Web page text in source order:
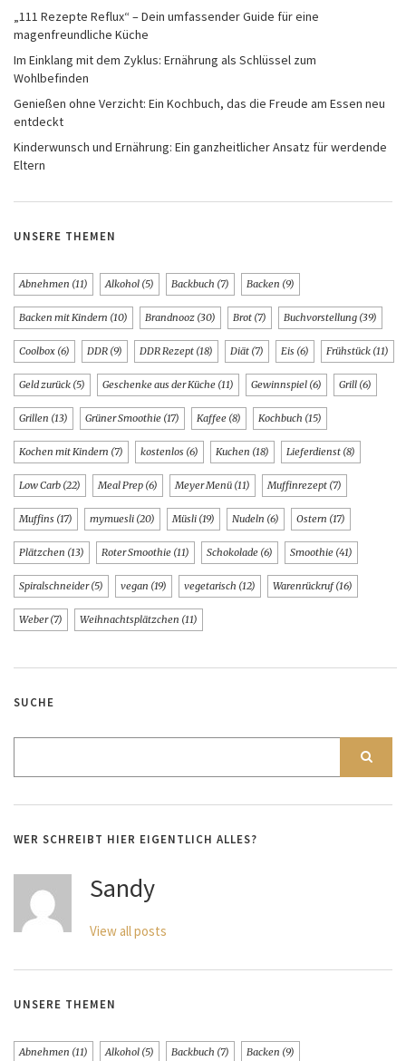
„111 Rezepte Reflux“ – Dein umfassender Guide für eine
magenfreundliche Küche
Im Einklang mit dem Zyklus: Ernährung als Schlüssel zum
Wohlbefinden
Genießen ohne Verzicht: Ein Kochbuch, das die Freude am Essen neu
entdeckt
Kinderwunsch und Ernährung: Ein ganzheitlicher Ansatz für werdende
Eltern
UNSERE THEMEN
Abnehmen (11) Alkohol (5) Backbuch (7) Backen (9)
Backen mit Kindern (10) Brandnooz (30) Brot (7) Buchvorstellung (39)
Coolbox (6) DDR (9) DDR Rezept (18) Diät (7) Eis (6) Frühstück (11)
Geld zurück (5) Geschenke aus der Küche (11) Gewinnspiel (6) Grill (6)
Grillen (13) Grüner Smoothie (17) Kaffee (8) Kochbuch (15)
Kochen mit Kindern (7) kostenlos (6) Kuchen (18) Lieferdienst (8)
Low Carb (22) Meal Prep (6) Meyer Menü (11) Muffinrezept (7)
Muffins (17) mymuesli (20) Müsli (19) Nudeln (6) Ostern (17)
Plätzchen (13) Roter Smoothie (11) Schokolade (6) Smoothie (41)
Spiralschneider(5) vegan (19) vegetarisch (12) Warenrückruf(16)
Weber(7) Weihnachtsplätzchen (11)
SUCHE
WER SCHREIBT HIER EIGENTLICH ALLES?
Sandy
View all posts
UNSERE THEMEN
Abnehmen (11) Alkohol (5) Backbuch (7) Backen (9)